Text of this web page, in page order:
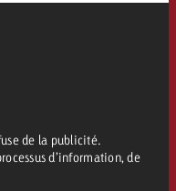
de la publicité.
d’information, de